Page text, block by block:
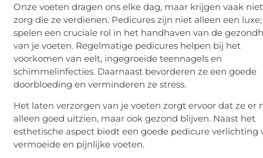
Onze voeten dragen ons elke dag, maar krijgen vaak
zorg die ze verdienen. Pedicures zijn niet alleen een
spelen een cruciale rol in het handhaven van de
van je voeten. Regelmatige pedicures helpen bij het
voorkomen van eelt, ingegroeide teennagels en
schimmelinfecties. Daarnaast bevorderen ze een goede
doorbloeding en verminderen ze stress.
Het laten verzorgen van je voeten zorgt ervoor dat ze er
alleen goed uitzien, maar ook gezond blijven. Naast het
esthetische aspect biedt een goede pedicure verlichting
vermoeide en pijnlijke voeten.